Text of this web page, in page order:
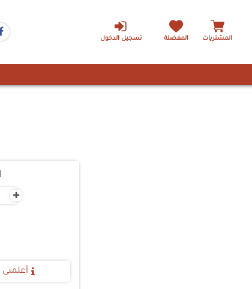
تسجيل الدخول المشتريات المفضلة
+
أعلمنى